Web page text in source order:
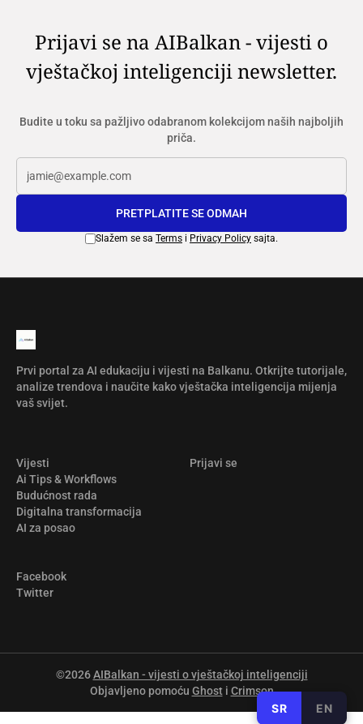
Prijavi se na AIBalkan - vijesti o
vještačkoj inteligenciji newsletter.
Budite u toku sa pažljivo odabranom kolekcijom naših najboljih
priča.
PRETPLATITE SE ODMAH
Slažem se sa Terms i Privacy Policy sajta.
Prvi portal za AI edukaciju i vijesti na Balkanu. Otkrijte tutorijale,
analize trendova i naučite kako vještačka inteligencija mijenja
vaš svijet.
Vijesti
Ai Tips & Workflows
Budućnost rada
Digitalna transformacija
AI za posao
Prijavi se
Facebook
Twitter
©2026AIBalkan - vijesti o vještačkoj inteligenciji
Objavljeno pomoću Ghosti Crimson
SR EN